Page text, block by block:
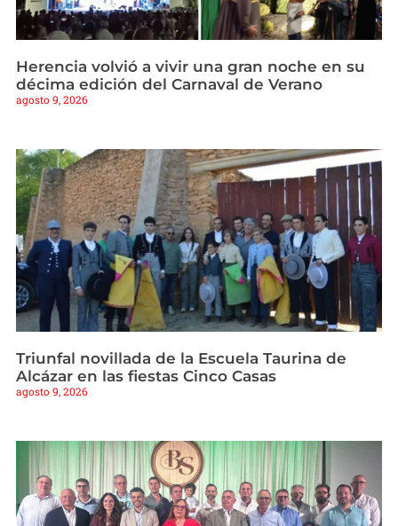
Herencia volvió a vivir una gran noche en su
décima edición del Carnaval de Verano
agosto 9, 2026
Triunfal novillada de la Escuela Taurina de
Alcázar en las fiestas Cinco Casas
agosto 9, 2026